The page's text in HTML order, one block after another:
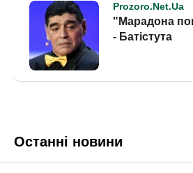
Останні новини